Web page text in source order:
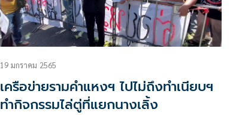
19 มกราคม 2565
เครือข่ายรามคำแหงฯ ไปไม่ถึงทำเนียบฯ
ทำกิจกรรมไล่ตู่ที่แยกนางเลิ้ง